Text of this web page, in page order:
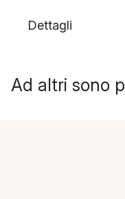
Dettagli
Ad altri sono